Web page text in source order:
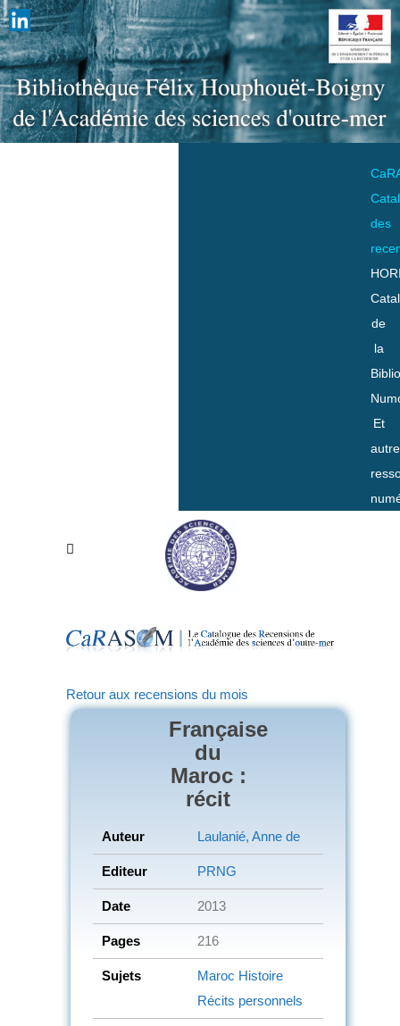
des
de
la
Et
Retour aux recensions du mois
Française
du
Maroc :
récit
Auteur Laulanié, Anne de
Editeur PRNG
Date 2013
Pages 216
Sujets Maroc Histoire
Récits personnels